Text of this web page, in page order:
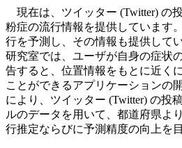
現在は、ツイッター (Twitter) の
粉症の流行情報を提供しています
行を予測し、その情報も提供して
研究室では、ユーザが自身の症状
告すると、位置情報をもとに近く
ことができるアプリケーションの
により、ツイッター (Twitter) の投
ルのデータを用いて、都道府県よ
行推定ならびに予測精度の向上を